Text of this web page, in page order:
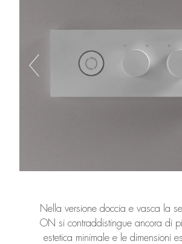
Nella versione doccia e vasca la
ON si contraddistingue ancora di
estetica minimale e le dimensioni